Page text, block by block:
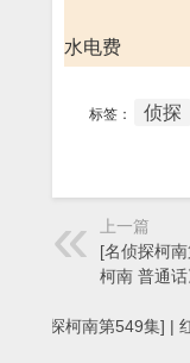
水电费
标签： 侦探
上一篇
[名侦探柯
柯南 普通
[名侦探柯南第549集] |